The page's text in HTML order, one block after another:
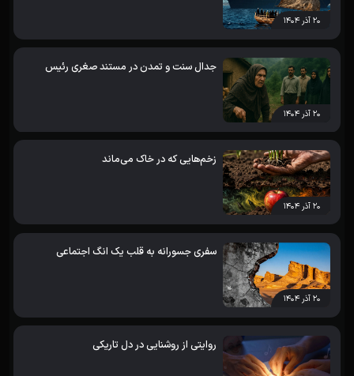
۲۰ آذر ۱۴۰۴
۲۰ آذر ۱۴۰۴
جدال سنت و تمدن در مستند صغری رئیس
۲۰ آذر ۱۴۰۴
زخم‌هایی که در خاک می‌ماند
۲۰ آذر ۱۴۰۴
سفری جسورانه به قلب یک انگ اجتماعی
روایتی از روشنایی در دل تاریکی